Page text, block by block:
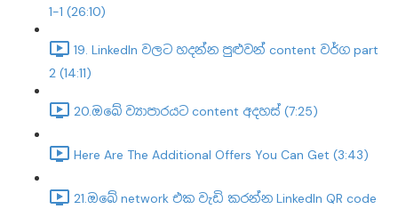
1-1 (26:10)
19. LinkedIn වලට හදන්න පුළුවන් content වර්ග part
2 (14:11)
20.ඔබේ ව්‍යාපාරයට content අදහස් (7:25)
Here Are The Additional Offers You Can Get (3:43)
21.ඔබේ network එක වැඩි කරන්න LinkedIn QR code